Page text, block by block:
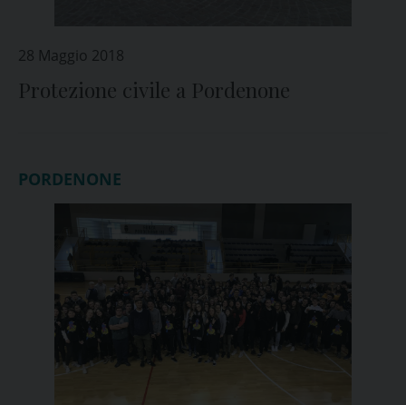
28 Maggio 2018
Protezione civile a Pordenone
PORDENONE